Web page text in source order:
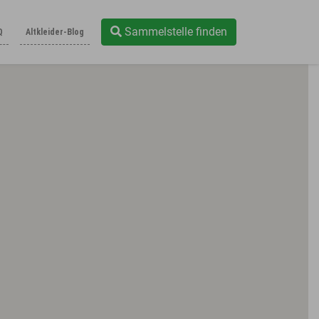
Altkleider-Blog Sammelstelle finden